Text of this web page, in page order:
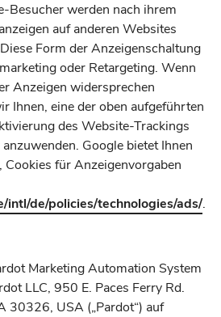
Besucher werden nach ihrem
auf anderen Websites
Form der Anzeigenschaltung
oder Retargeting. Wenn
Anzeigen widersprechen
Ihnen, eine der oben aufgeführten
des Website-Trackings
Google bietet Ihnen
für Anzeigenvorgaben
de/policies/technologies/ads/.
Marketing Automation System
LLC, 950 E. Paces Ferry Rd.
30326, USA („Pardot“) auf